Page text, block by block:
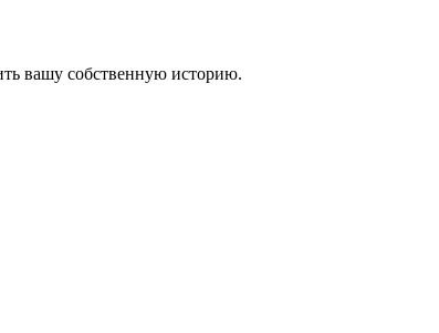
вашу собственную историю.